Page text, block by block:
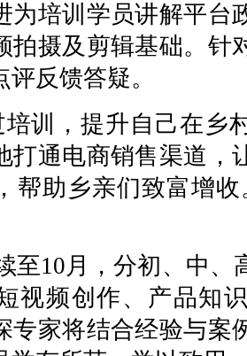
为培训学员讲解平台
拍摄及剪辑基础。针
反馈答疑。
培训，提升自己在乡
打通电商销售渠道，
帮助乡亲们致富增
至10月，分初、中、
视频创作、产品知
专家将结合经验与案